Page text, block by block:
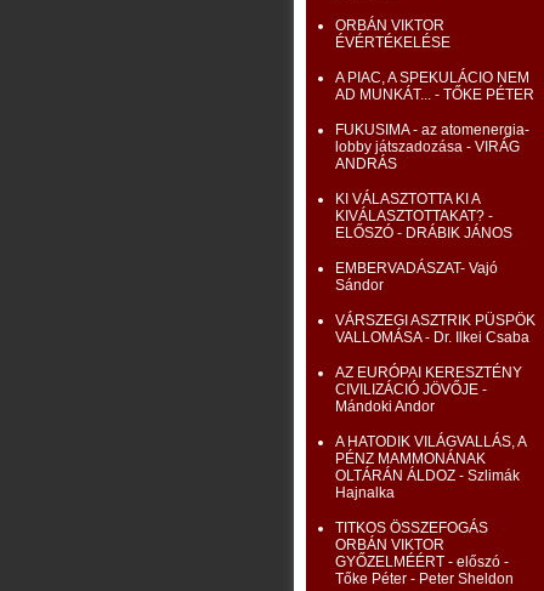
ORBÁN VIKTOR
ÉVÉRTÉKELÉSE
A PIAC, A SPEKULÁCIO NEM
AD MUNKÁT... - TŐKE PÉTER
FUKUSIMA - az atomenergia-
lobby játszadozása - VIRÁG
ANDRÁS
KI VÁLASZTOTTA KI A
KIVÁLASZTOTTAKAT? -
ELŐSZÓ - DRÁBIK JÁNOS
EMBERVADÁSZAT- Vajó
Sándor
VÁRSZEGI ASZTRIK PÜSPÖK
VALLOMÁSA - Dr. Ilkei Csaba
AZ EURÓPAI KERESZTÉNY
CIVILIZÁCIÓ JÖVŐJE -
Mándoki Andor
A HATODIK VILÁGVALLÁS, A
PÉNZ MAMMONÁNAK
OLTÁRÁN ÁLDOZ - Szlimák
Hajnalka
TITKOS ÖSSZEFOGÁS
ORBÁN VIKTOR
GYŐZELMÉÉRT - előszó -
Tőke Péter - Peter Sheldon